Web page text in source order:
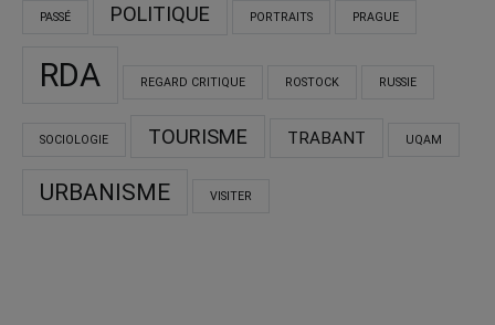
PASSÉ POLITIQUE PORTRAITS PRAGUE
RDA REGARD CRITIQUE ROSTOCK RUSSIE
SOCIOLOGIE TOURISME TRABANT UQAM
URBANISME VISITER